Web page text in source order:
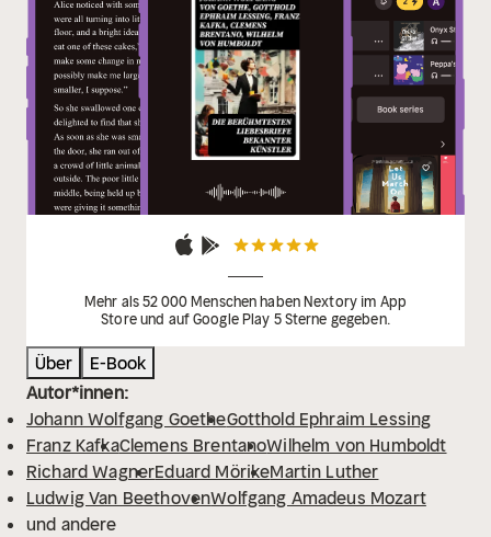
intellektuelles als auch emotionales Engagement zu
fördern. Daher ist sie ein wertvolles Werk für alle, die
die Tiefe und Komplexität der Liebe schätzen
möchten.
Mehr als 52 000 Menschen haben Nextory im App
Store und auf Google Play 5 Sterne gegeben.
Über
E-Book
Autor*innen:
Johann Wolfgang GoetheGotthold Ephraim Lessing
Franz KafkaClemens BrentanoWilhelm von Humboldt
Richard WagnerEduard MörikeMartin Luther
Ludwig Van BeethovenWolfgang Amadeus Mozart
und andere